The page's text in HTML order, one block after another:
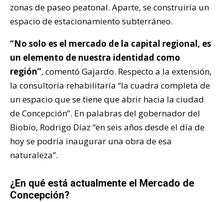
zonas de paseo peatonal. Aparte, se construiría un
espacio de estacionamiento subterráneo.
“No solo es el mercado de la capital regional, es
un elemento de nuestra identidad como
región”, comentó Gajardo. Respecto a la extensión,
la consultoría rehabilitaría “la cuadra completa de
un espacio que se tiene que abrir hacia la ciudad
de Concepción”. En palabras del gobernador del
Biobío, Rodrigo Díaz “en seis años desde el día de
hoy se podría inaugurar una obra de esa
naturaleza”.
¿En qué está actualmente el Mercado de
Concepción?